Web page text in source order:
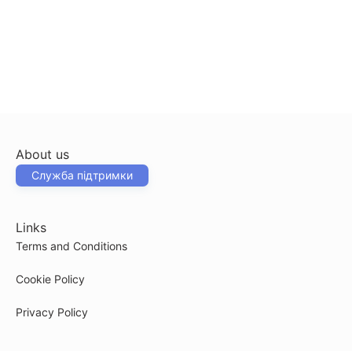
About us
Служба підтримки
Links
Terms and Conditions
Cookie Policy
Privacy Policy